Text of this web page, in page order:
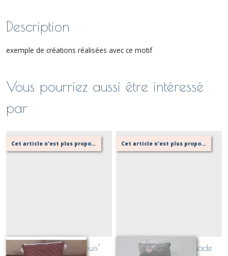
Description
exemple de créations réalisées avec ce motif
Vous pourriez aussi être intéressé
par
Cet article n'est plus proposé, retournez au menu principal ou contactez moi!
Kit de vacances "Louis"
Cet article n'est plus proposé, retournez au menu principal ou contactez moi!
Tapis à langer nomade